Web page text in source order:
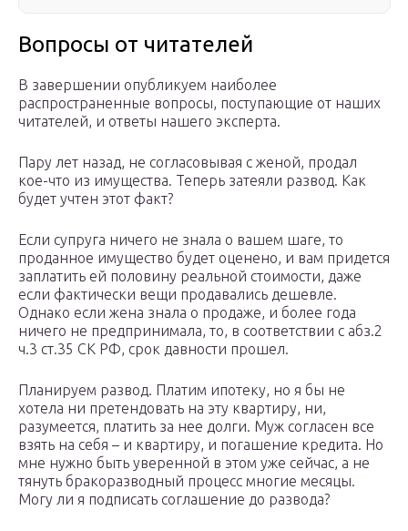
Вопросы от читателей
В завершении опубликуем наиболее
распространенные вопросы, поступающие от наших
читателей, и ответы нашего эксперта.
Пару лет назад, не согласовывая с женой, продал
кое-что из имущества. Теперь затеяли развод. Как
будет учтен этот факт?
Если супруга ничего не знала о вашем шаге, то
проданное имущество будет оценено, и вам придется
заплатить ей половину реальной стоимости, даже
если фактически вещи продавались дешевле.
Однако если жена знала о продаже, и более года
ничего не предпринимала, то, в соответствии с абз.2
ч.3 ст.35 СК РФ, срок давности прошел.
Планируем развод. Платим ипотеку, но я бы не
хотела ни претендовать на эту квартиру, ни,
разумеется, платить за нее долги. Муж согласен все
взять на себя – и квартиру, и погашение кредита. Но
мне нужно быть уверенной в этом уже сейчас, а не
тянуть бракоразводный процесс многие месяцы.
Могу ли я подписать соглашение до развода?